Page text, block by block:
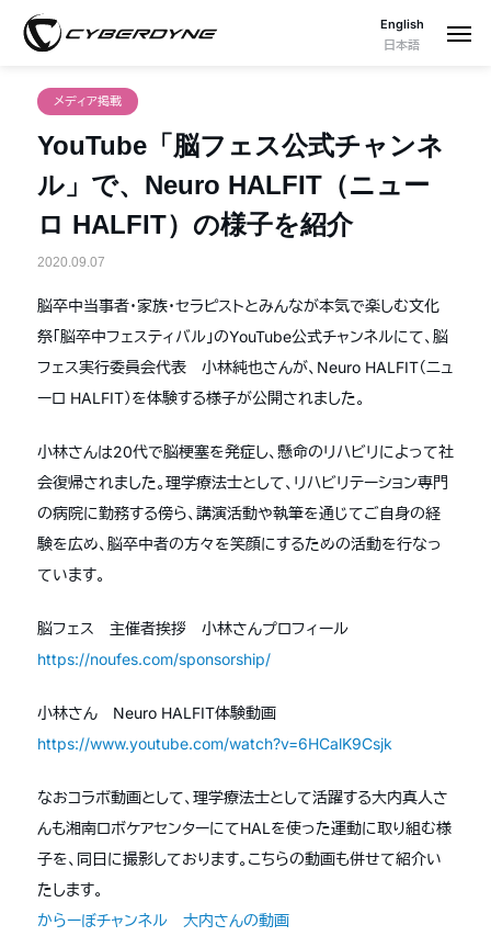
English
日本語
メディア掲載
YouTube「脳フェス公式チャンネ
ル」で、Neuro HALFIT（ニュー
ロ HALFIT）の様子を紹介
2020.09.07
脳卒中当事者・家族・セラピストとみんなが本気で楽しむ文化
祭「脳卒中フェスティバル」のYouTube公式チャンネルにて、脳
フェス実行委員会代表 小林純也さんが、Neuro HALFIT（ニュ
ーロ HALFIT）を体験する様子が公開されました。
小林さんは20代で脳梗塞を発症し、懸命のリハビリによって社
会復帰されました。理学療法士として、リハビリテーション専門
の病院に勤務する傍ら、講演活動や執筆を通じてご自身の経
験を広め、脳卒中者の方々を笑顔にするための活動を行なっ
ています。
脳フェス 主催者挨拶 小林さんプロフィール
https://noufes.com/sponsorship/
小林さん Neuro HALFIT体験動画
https://www.youtube.com/watch?v=6HCalK9Csjk
なおコラボ動画として、理学療法士として活躍する大内真人さ
んも湘南ロボケアセンターにてHALを使った運動に取り組む様
子を、同日に撮影しております。こちらの動画も併せて紹介い
たします。
からーぼチャンネル 大内さんの動画